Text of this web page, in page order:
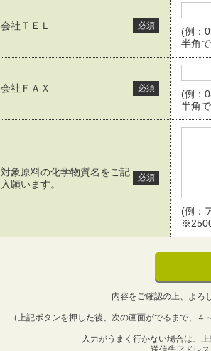
会社ＴＥＬ 必須
(例：
半角
会社ＦＡＸ 必須
(例：
半角
対象原料の化学物質名をご記
入願います。
必須
(例：
内容をご確認の上、よろ
（上記ボタンを押した後、次の画面がでるまで、４
入力がうまく行かない場合は、